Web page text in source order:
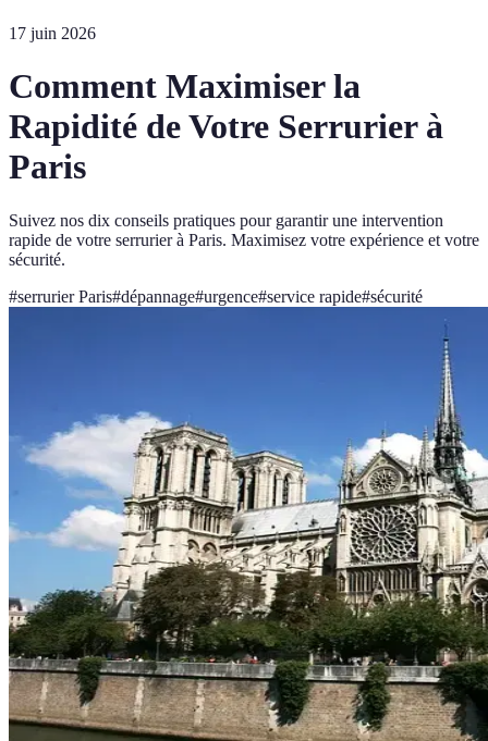
17 juin 2026
Comment Maximiser la
Rapidité de Votre Serrurier à
Paris
Suivez nos dix conseils pratiques pour garantir une intervention
rapide de votre serrurier à Paris. Maximisez votre expérience et votre
sécurité.
#serrurier Paris#dépannage#urgence#service rapide#sécurité